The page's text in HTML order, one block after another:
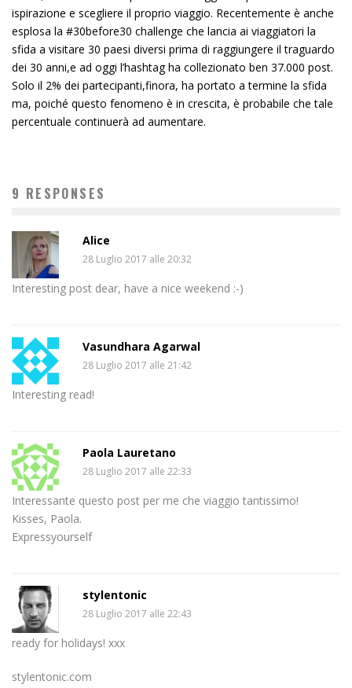
ispirazione e scegliere il proprio viaggio. Recentemente è anche
esplosa la #30before30 challenge che lancia ai viaggiatori la
sfida a visitare 30 paesi diversi prima di raggiungere il traguardo
dei 30 anni,e ad oggi l’hashtag ha collezionato ben 37.000 post.
Solo il 2% dei partecipanti,finora, ha portato a termine la sfida
ma, poiché questo fenomeno è in crescita, è probabile che tale
percentuale continuerà ad aumentare.
9 RESPONSES
Alice
28 Luglio 2017 alle 20:32
Interesting post dear, have a nice weekend :-)
Vasundhara Agarwal
28 Luglio 2017 alle 21:42
Interesting read!
Paola Lauretano
28 Luglio 2017 alle 22:33
Interessante questo post per me che viaggio tantissimo!
Kisses, Paola.
Expressyourself
stylentonic
28 Luglio 2017 alle 22:43
ready for holidays! xxx
stylentonic.com